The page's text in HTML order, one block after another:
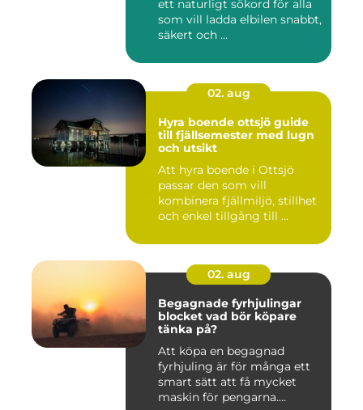
ett naturligt sökord för alla
som vill ladda elbilen snabbt,
säkert och ...
02. aug
Hyra boende ottsjö guide
till fjällsemester med lugn
och utsikt
Att hyra boende i Ottsjö
passar den som vill
kombinera fjällmiljö, stillhet
och enkel tillgång till ...
02. aug
Begagnade fyrhjulingar
blocket vad bör köpare
tänka på?
Att köpa en begagnad
fyrhjuling är för många ett
smart sätt att få mycket
maskin för pengarna.